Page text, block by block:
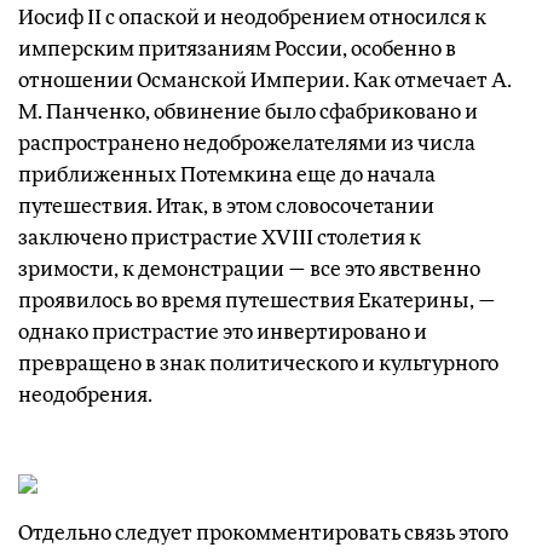
Иосиф II с опаской и неодобрением относился к
имперским притязаниям России, особенно в
отношении Османской Империи. Как отмечает А.
М. Панченко, обвинение было сфабриковано и
распространено недоброжелателями из числа
приближенных Потемкина еще до начала
путешествия. Итак, в этом словосочетании
заключено пристрастие XVIII столетия к
зримости, к демонстрации — все это явственно
проявилось во время путешествия Екатерины, —
однако пристрастие это инвертировано и
превращено в знак политического и культурного
неодобрения.
Отдельно следует прокомментировать связь этого